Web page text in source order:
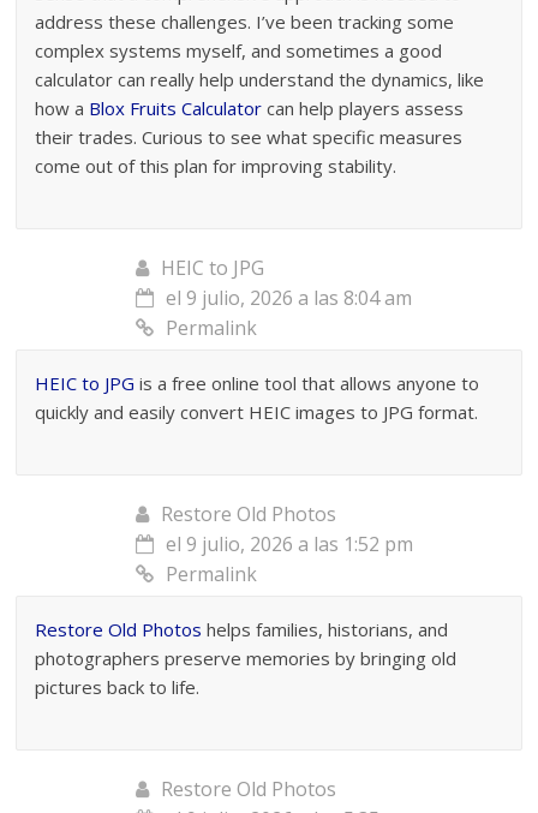
address these challenges. I’ve been tracking some
complex systems myself, and sometimes a good
calculator can really help understand the dynamics, like
how a Blox Fruits Calculator can help players assess
their trades. Curious to see what specific measures
come out of this plan for improving stability.
HEIC to JPG
el 9 julio, 2026 a las 8:04 am
Permalink
HEIC to JPG is a free online tool that allows anyone to
quickly and easily convert HEIC images to JPG format.
Restore Old Photos
el 9 julio, 2026 a las 1:52 pm
Permalink
Restore Old Photos helps families, historians, and
photographers preserve memories by bringing old
pictures back to life.
Restore Old Photos